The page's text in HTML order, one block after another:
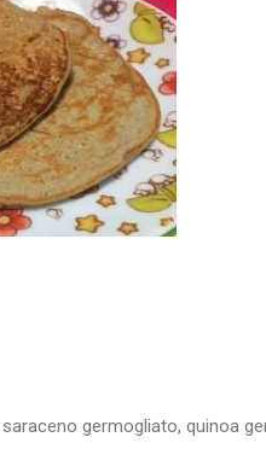
germogliato, quinoa